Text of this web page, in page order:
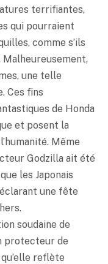
terrifiantes,
qui pourraient
comme s’ils
Malheureusement,
une telle
Ces fins
de Honda
et posent la
Même
Godzilla ait été
les Japonais
une fête
soudaine de
protecteur de
reflète